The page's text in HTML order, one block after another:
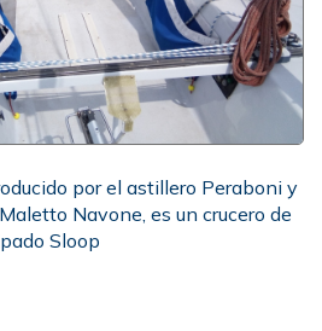
por el astillero Peraboni y
Navone, es un crucero de
Sloop